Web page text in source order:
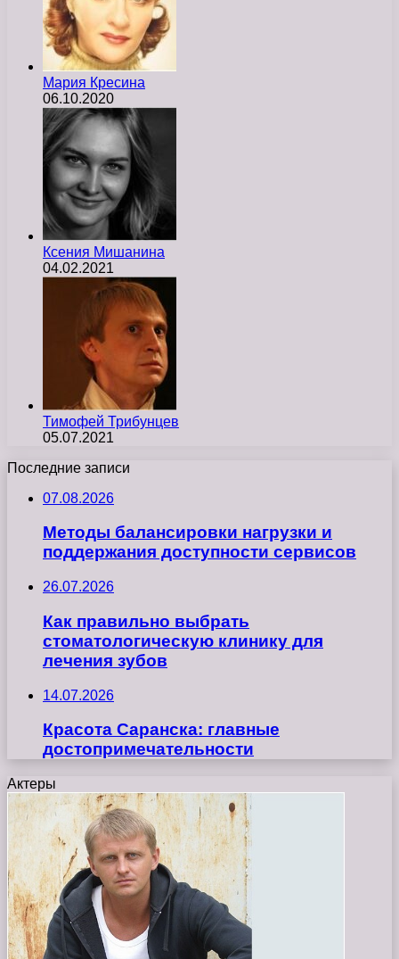
Мария Кресина
06.10.2020
Ксения Мишанина
04.02.2021
Тимофей Трибунцев
05.07.2021
Последние записи
07.08.2026
Методы балансировки нагрузки и
поддержания доступности сервисов
26.07.2026
Как правильно выбрать
стоматологическую клинику для
лечения зубов
14.07.2026
Красота Саранска: главные
достопримечательности
Актеры